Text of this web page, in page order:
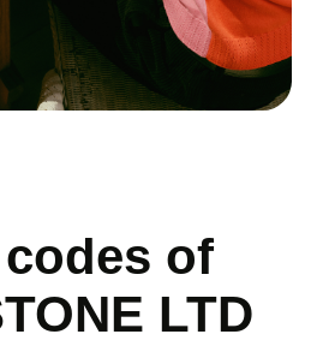
of
LTD